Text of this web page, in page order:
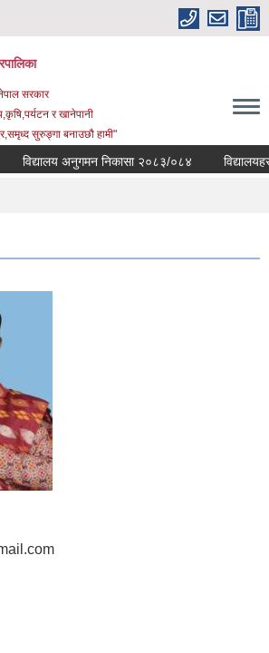
सरकार
र खानेपानी
सुरुङ्गा बनाउछौ हामी"
विद्यालय अनुगमन निकासा २०८३/०८४